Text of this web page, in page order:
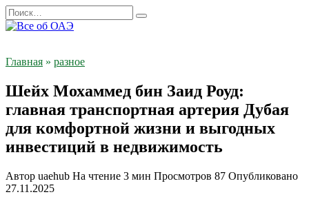
Перейти
к
Search
for:
Главная » разное
Шейх Мохаммед бин Заид Роуд:
главная транспортная артерия Дубая
для комфортной жизни и выгодных
инвестиций в недвижимость
Автор uaehub На чтение 3 мин Просмотров 87 Опубликовано
27.11.2025